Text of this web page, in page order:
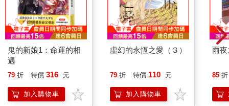
鬼的新娘1：命運的相
遇
79 折 特價 316 元
加入購物車
虛幻的永恆之愛（３）
79 折 特價 110 元
加入購物車
雨夜
85 折